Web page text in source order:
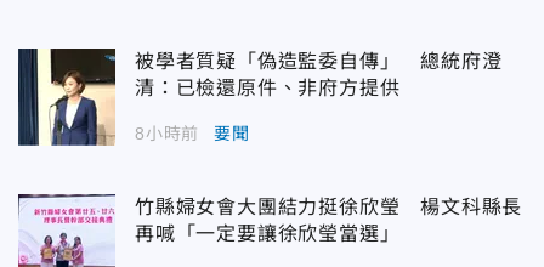
被學者質疑「偽造監委自傳」 總統府澄
清：已檢還原件、非府方提供
8小時前 要聞
竹縣婦女會大團結力挺徐欣瑩 楊文科縣長
再喊「一定要讓徐欣瑩當選」